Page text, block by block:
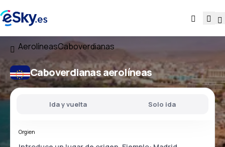
AerolíneasCaboverdianas
Caboverdianas aerolíneas
Ida y vuelta Solo ida
Orgien